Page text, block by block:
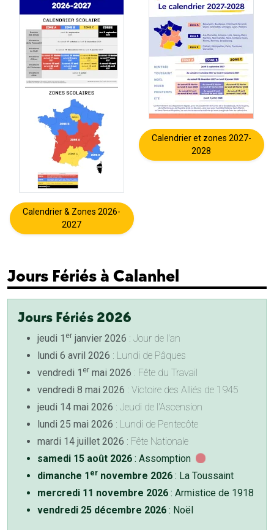
Calendrier & Zones 2026-
2027
Calendrier et zones 2027-
2028
Jours Fériés à Calanhel
Jours Fériés 2026
jeudi 1 er janvier 2026 : Jour de l'an
lundi 6 avril 2026 : Lundi de Pâques
vendredi 1 er mai 2026 : Fête du Travail
vendredi 8 mai 2026 : Victoire des Alliés de 1945
jeudi 14 mai 2026 : Jeudi de l'Ascension
lundi 25 mai 2026 : Lundi de Pentecôte
mardi 14 juillet 2026 : Fête Nationale
samedi 15 août 2026 : Assomption
dimanche 1 er novembre 2026 : La Toussaint
mercredi 11 novembre 2026 : Armistice de 1918
vendredi 25 décembre 2026 : Noël